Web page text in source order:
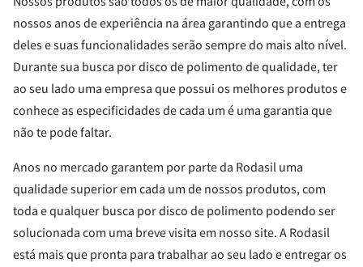
nossos anos de experiência na área garantindo que a entrega
deles e suas funcionalidades serão sempre do mais alto nível.
Durante sua busca por disco de polimento de qualidade, ter
ao seu lado uma empresa que possui os melhores produtos e
conhece as especificidades de cada um é uma garantia que
não te pode faltar.
Anos no mercado garantem por parte da Rodasil uma
qualidade superior em cada um de nossos produtos, com
toda e qualquer busca por disco de polimento podendo ser
solucionada com uma breve visita em nosso site. A Rodasil
está mais que pronta para trabalhar ao seu lado e entregar os